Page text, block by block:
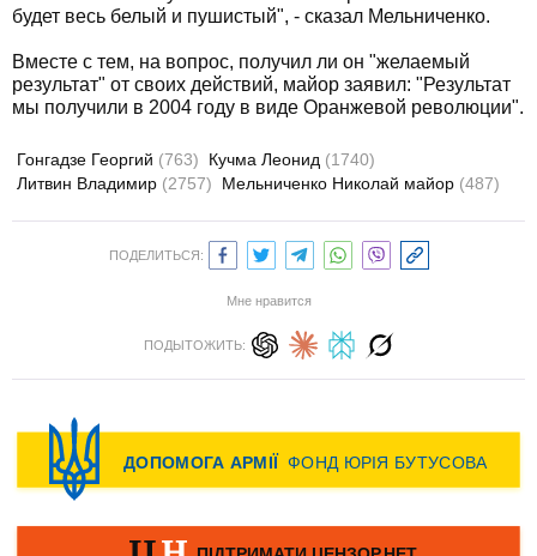
будет весь белый и пушистый", - сказал Мельниченко.
Вместе с тем, на вопрос, получил ли он "желаемый
результат" от своих действий, майор заявил: "Результат
мы получили в 2004 году в виде Оранжевой революции".
Гонгадзе Георгий (763) Кучма Леонид (1740)
Литвин Владимир (2757) Мельниченко Николай майор (487)
ПОДЕЛИТЬСЯ:
Мне нравится
ПОДЫТОЖИТЬ: